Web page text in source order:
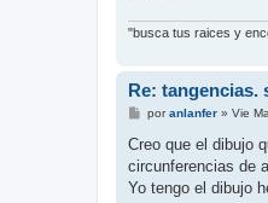
"busca tus raices y
Re: tangencias.
M
n
a
j
poranlanfer» Vie
Creo que el dibujo
circunferencias de
Yo tengo el dibujo